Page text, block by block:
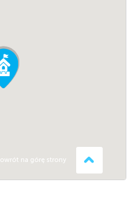
na górę strony